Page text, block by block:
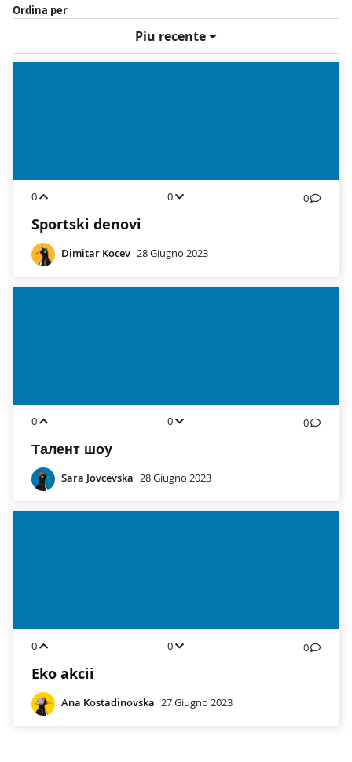
Ordina per
Piu recente
0 0 0
Sportski denovi
Dimitar Kocev 28 Giugno 2023
0 0 0
Талент шоу
Sara Jovcevska 28 Giugno 2023
0 0 0
Eko akcii
Ana Kostadinovska 27 Giugno 2023